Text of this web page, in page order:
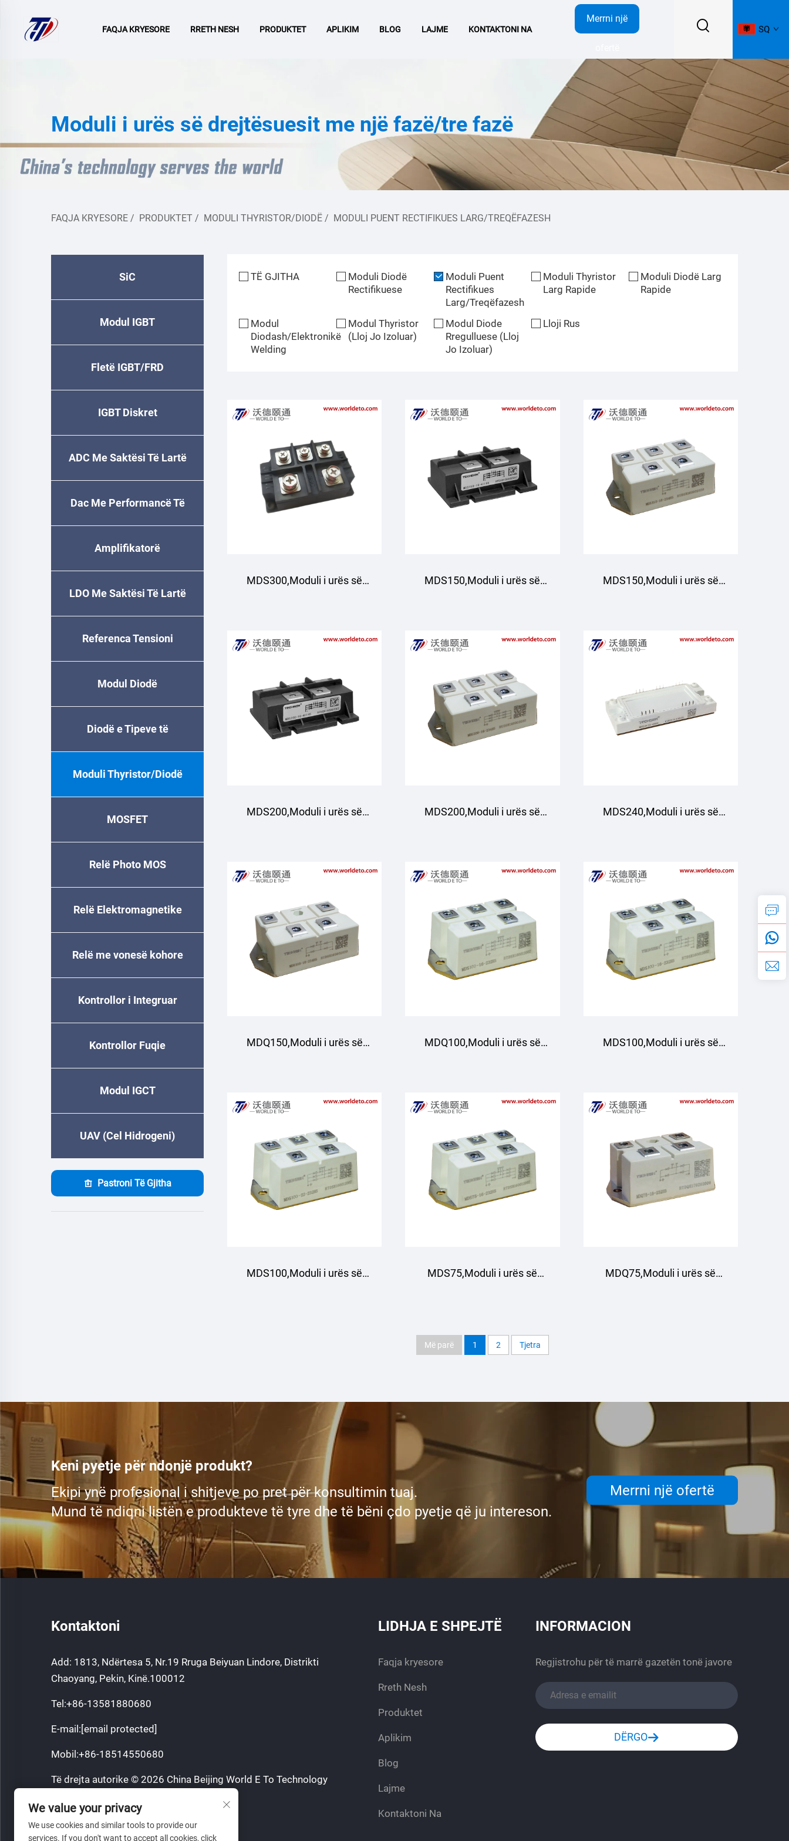
FAQJA KRYESORE RRETH NESH PRODUKTET APLIKIM BLOG LAJME KONTAKTONI NA
Merrni një
SQ
Moduli i urës së drejtësuesit me një fazë/tre fazë
FAQJA KRYESORE / PRODUKTET / MODULI THYRISTOR/DIODË / MODULI PUENT RECTIFIKUES LARG/TREQËFAZESH
SiC
Modul IGBT
Fletë IGBT/FRD
IGBT Diskret
ADC Me Saktësi Të Lartë
Dac Me Performancë Të
Lartë
Amplifikatorë
Instrumetesh
LDO Me Saktësi Të Lartë
Referenca Tensioni
Modul Diodë
Diodë e Tipeve të
Kapsulave
Moduli Thyristor/Diodë
MOSFET
Relë Photo MOS
Relë Elektromagnetike
Relë me vonesë kohore
Kontrollor i Integruar
Kontrollor Fuqie
Modul IGCT
UAV (Cel Hidrogeni)
Pastroni Të Gjitha
TË GJITHA
Moduli Diodë
Rectifikuese
Moduli Puent
Rectifikues
Larg/Treqëfazesh
Moduli Thyristor
Larg Rapide
Moduli Diodë Larg
Rapide
Modul
Diodash/Elektronikë
Welding
Modul Thyristor
(Lloj Jo Izoluar)
Modul Diode
Rregulluese (Lloj
Jo Izoluar)
Lloji Rus
MDS300,Moduli i urës së MDS150,Moduli i urës së MDS150,Moduli i urës së
MDS200,Moduli i urës së MDS200,Moduli i urës së MDS240,Moduli i urës së
MDQ150,Moduli i urës së
vetme
MDQ100,Moduli i urës së
vetme
MDS100,Moduli i urës së
MDS100,Moduli i urës së MDS75,Moduli i urës së MDQ75,Moduli i urës së
Më parë 1 2 Tjetra
Keni pyetje për ndonjë produkt?
Ekipi ynë profesional i shitjeve po pret për konsultimin tuaj.
Mund të ndiqni listën e produkteve të tyre dhe të bëni çdo pyetje që ju intereson.
Merrni një ofertë
Kontaktoni
Add: 1813, Ndërtesa 5, Nr.19 Rruga Beiyuan Lindore, Distrikti
Chaoyang, Pekin, Kinë.100012
Tel:+86-13581880680
E-mail: [email protected]
Mobil:+86-18514550680
Të drejta autorike © 2026 China Beijing World E To Technology
Politika e Privatësisë
LIDHJA E SHPEJTË
Faqja kryesore
Rreth Nesh
Produktet
Aplikim
Blog
Lajme
Kontaktoni Na
INFORMACION
Regjistrohu për të marrë gazetën tonë javore
DËRGO
We value your privacy
We use cookies and similar tools to provide our
services. If you don't want to accept all cookies, click